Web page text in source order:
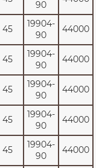
90
45
19904-
90
44000
45
19904-
90
44000
45
19904-
90
44000
45
19904-
90
44000
45
19904-
90
44000